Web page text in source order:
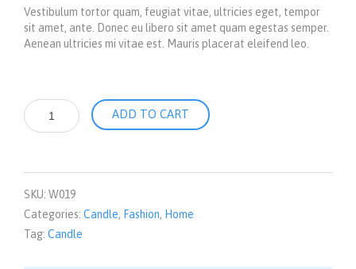
Vestibulum tortor quam, feugiat vitae, ultricies eget, tempor
sit amet, ante. Donec eu libero sit amet quam egestas semper.
Aenean ultricies mi vitae est. Mauris placerat eleifend leo.
Product
bottles
quantity
ADD TO CART
SKU: W019
Categories: Candle, Fashion, Home
Tag: Candle